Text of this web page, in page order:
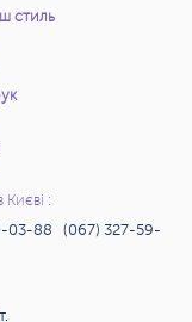
стиль
:
03-88 (067) 327-59-